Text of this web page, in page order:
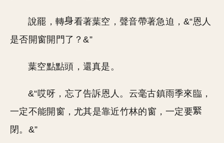
說罷，轉
看著葉空，聲音帶著急迫，&“恩人
是否開窗開門了？&”
葉空點點頭，還真是。
&“哎呀，忘了告訴恩人。云毫古鎮雨季來臨，
一定不能開窗，尤其是靠近竹林的窗，一定要
閉。&”